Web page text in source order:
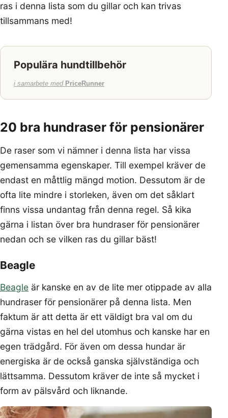
ras i denna lista som du gillar och kan trivas
tillsammans med!
Populära hundtillbehör
i samarbete med PriceRunner
20 bra hundraser för pensionärer
De raser som vi nämner i denna lista har vissa
gemensamma egenskaper. Till exempel kräver de
endast en måttlig mängd motion. Dessutom är de
ofta lite mindre i storleken, även om det såklart
finns vissa undantag från denna regel. Så kika
gärna i listan över bra hundraser för pensionärer
nedan och se vilken ras du gillar bäst!
Beagle
Beagle är kanske en av de lite mer otippade av alla
hundraser för pensionärer på denna lista. Men
faktum är att detta är ett väldigt bra val om du
gärna vistas en hel del utomhus och kanske har en
egen trädgård. För även om dessa hundar är
energiska är de också ganska självständiga och
lättsamma. Dessutom kräver de inte så mycket i
form av pälsvård och liknande.